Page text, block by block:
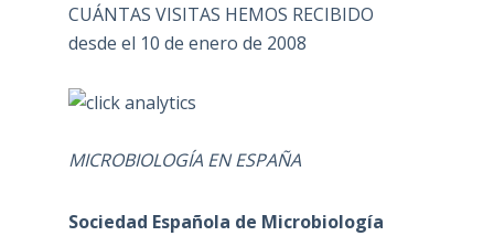
CUÁNTAS VISITAS HEMOS RECIBIDO
desde el 10 de enero de 2008
MICROBIOLOGÍA EN ESPAÑA
Sociedad Española de Microbiología